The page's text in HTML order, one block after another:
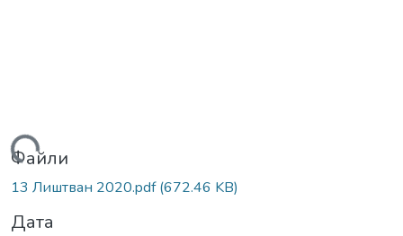
Вантажиться...
Файли
13 Лиштван 2020.pdf(672.46 KB)
Дата